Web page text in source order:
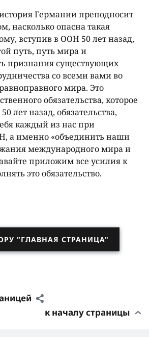
Германии преподносит
насколько опасна такая
вступив в ООН 50 лет назад,
путь, путь мира и
признания существующих
со всеми вами во
мира. Это
обязательства, которое
лет назад, обязательства,
каждый из нас при
а именно «объединить наши
международного мира и
приложим все усилия к
это обязательство.
"ГЛАВНАЯ СТРАНИЦА"
к началу страницы